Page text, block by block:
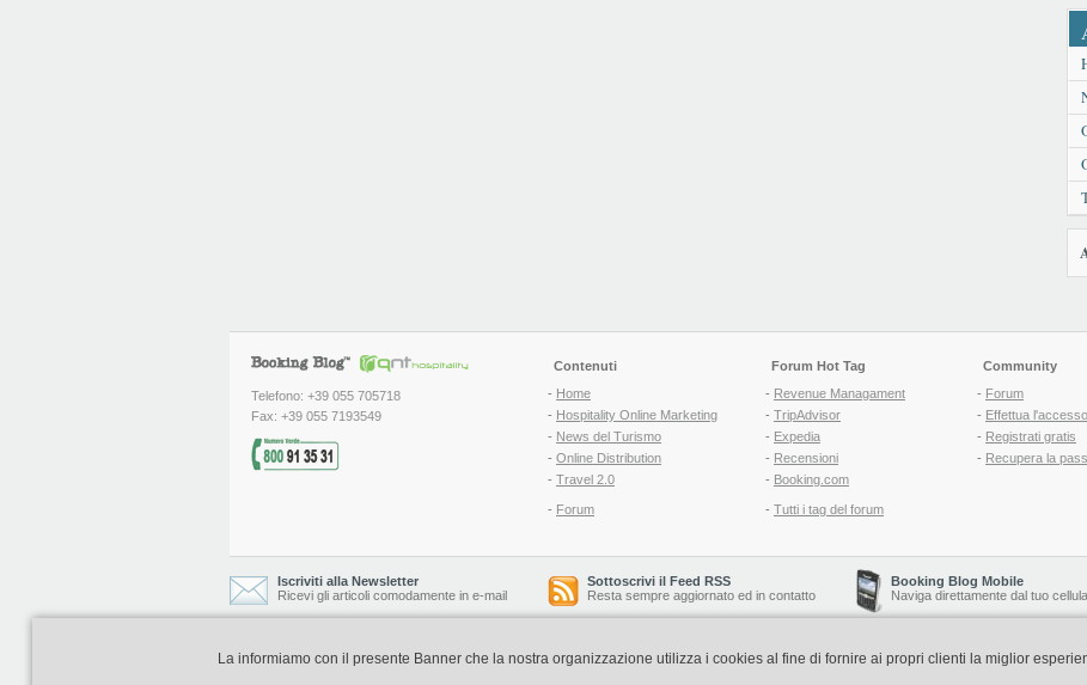
Telefono: +39 055 705718
Fax: +39 055 7193549
Contenuti
- Home
- Hospitality Online Marketing
- News del Turismo
- Online Distribution
- Travel 2.0
- Forum
Forum Hot Tag
- Revenue Managament
- TripAdvisor
- Expedia
- Recensioni
- Booking.com
- Tutti i tag del forum
Community
- Forum
- Effettua l'accesso
- Registrati gratis
- Recupera la
Iscriviti alla Newsletter
Ricevi gli articoli comodamente in e-mail
Sottoscrivi il Feed RSS
Resta sempre aggiornato ed in contatto
Booking Blog Mobile
Naviga direttamente dal tuo
Booking Blog è realizzato e curato da Copyright © 2006-2026 QNT S.r.l. Socio Unico -www.qnt.it-
La informiamo con il presente Banner che la nostra organizzazione utilizza i cookies al fine di fornire ai propri clienti la miglior